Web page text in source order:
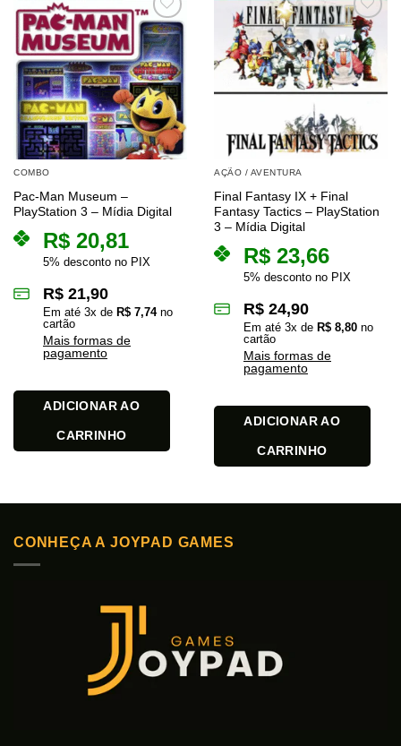
COMBO
Pac-Man Museum –
PlayStation 3 – Mídia Digital
R$ 20,81
5% desconto no PIX
R$ 21,90
Em até 3x de R$ 7,74no
cartão
Mais formas de
pagamento
ADICIONAR AO
CARRINHO
AÇÃO / AVENTURA
Final Fantasy IX + Final
Fantasy Tactics – PlayStation
3 – Mídia Digital
R$ 23,66
5% desconto no PIX
R$ 24,90
Em até 3x de R$ 8,80 no
cartão
Mais formas de
pagamento
ADICIONAR AO
CARRINHO
CONHEÇA A JOYPAD GAMES